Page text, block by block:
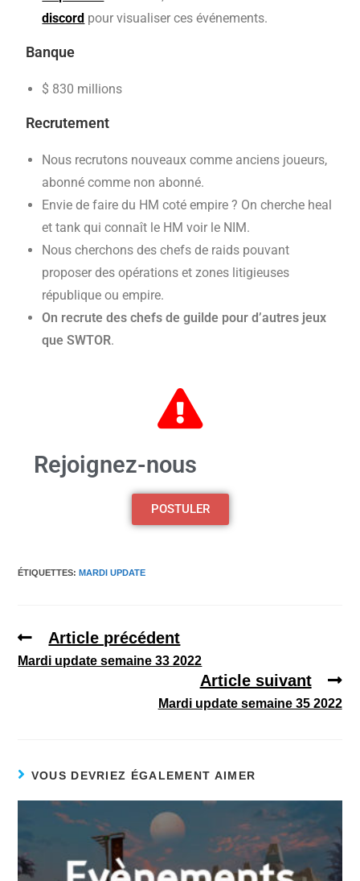
discord pour visualiser ces événements.
Banque
$ 830 millions
Recrutement
Nous recrutons nouveaux comme anciens joueurs,
abonné comme non abonné.
Envie de faire du HM coté empire ? On cherche heal
et tank qui connaît le HM voir le NIM.
Nous cherchons des chefs de raids pouvant
proposer des opérations et zones litigieuses
république ou empire.
On recrute des chefs de guilde pour d’autres jeux
que SWTOR.
Rejoignez-nous
POSTULER
ÉTIQUETTES:MARDI UPDATE
Article précédent
Mardi update semaine 33 2022
Article suivant
Mardi update semaine 35 2022
VOUS DEVRIEZ ÉGALEMENT AIMER